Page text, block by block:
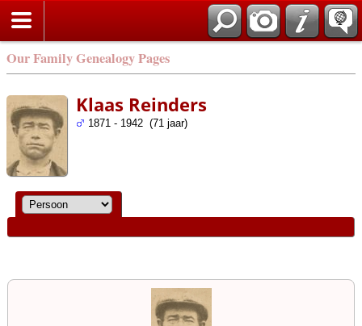
Our Family Genealogy Pages
Klaas Reinders
1871 - 1942 (71 jaar)